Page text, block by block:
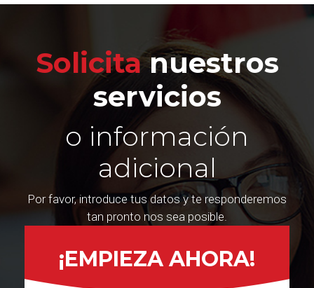
Solicitanuestros
servicios
o información
adicional
Por favor, introduce tus datos y te responderemos
tan pronto nos sea posible.
¡EMPIEZA AHORA!